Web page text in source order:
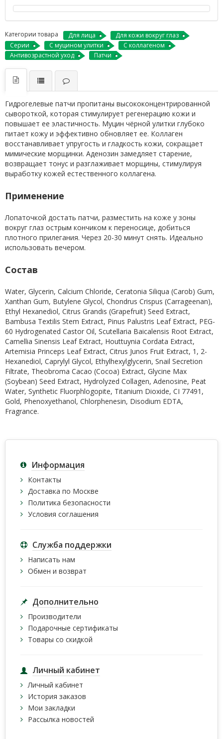
Категории товара Для лица
Для кожи вокруг глаз
Серии
С муцином улитки
С коллагеном
Антивозрастной уход
Патчи
Гидрогелевые патчи пропитаны высококонцентрированной
сывороткой, которая стимулирует регенерацию кожи и
повышает ее эластичность. Муцин чёрной улитки глубоко
питает кожу и эффективно обновляет ее. Коллаген
восстанавливает упругость и гладкость кожи, сокращает
мимические морщинки. Аденозин замедляет старение,
возвращает тонус и разглаживает морщины, стимулируя
выработку кожей естественного коллагена.
Применение
Лопаточкой достать патчи, разместить на коже у зоны
вокруг глаз острым кончиком к переносице, добиться
плотного прилегания. Через 20-30 минут снять. Идеально
использовать вечером.
Состав
Water, Glycerin, Calcium Chloride, Ceratonia Siliqua (Carob) Gum,
Xanthan Gum, Butylene Glycol, Chondrus Crispus (Carrageenan),
Ethyl Hexanediol, Citrus Grandis (Grapefruit) Seed Extract,
Bambusa Textilis Stem Extract, Pinus Palustris Leaf Extract, PEG-
60 Hydrogenated Castor Oil, Scutellaria Baicalensis Root Extract,
Camellia Sinensis Leaf Extract, Houttuynia Cordata Extract,
Artemisia Princeps Leaf Extract, Citrus Junos Fruit Extract, 1, 2-
Hexanediol, Caprylyl Glycol, Ethylhexylglycerin, Snail Secretion
Filtrate, Theobroma Cacao (Cocoa) Extract, Glycine Max
(Soybean) Seed Extract, Hydrolyzed Collagen, Adenosine, Peat
Water, Synthetic Fluorphlogopite, Titanium Dioxide, CI 77491,
Gold, Phenoxyethanol, Chlorphenesin, Disodium EDTA,
Fragrance.
Информация
Контакты
Доставка по Москве
Политика безопасности
Условия соглашения
Служба поддержки
Написать нам
Обмен и возврат
Дополнительно
Производители
Подарочные сертификаты
Товары со скидкой
Личный кабинет
Личный кабинет
История заказов
Мои закладки
Рассылка новостей